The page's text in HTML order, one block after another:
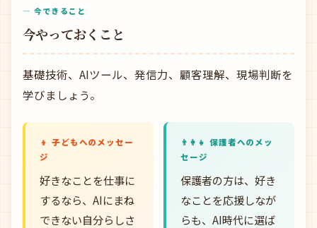
— 今できること
今やっておくこと
基礎技術、AIツール、発信力、顧客理解、現場判断を
学びましょう。
👦 子どもへのメッセー
ジ
好きなことを仕事に
するなら、AIにまね
できない自分らしさ
👨‍👩‍👧 保護者へのメッ
セージ
保護者の方は、好き
なことを応援しなが
らも、AI時代に選ば